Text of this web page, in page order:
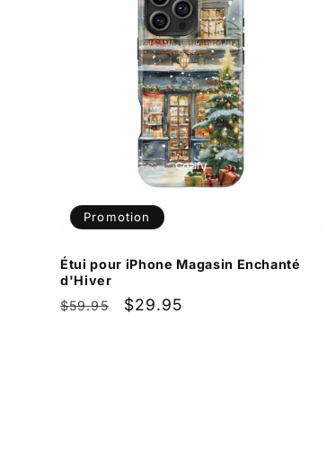
Promotion
Étui pour iPhone Magasin Enchanté
d'Hiver
Prix
$59.95
Prix
$29.95